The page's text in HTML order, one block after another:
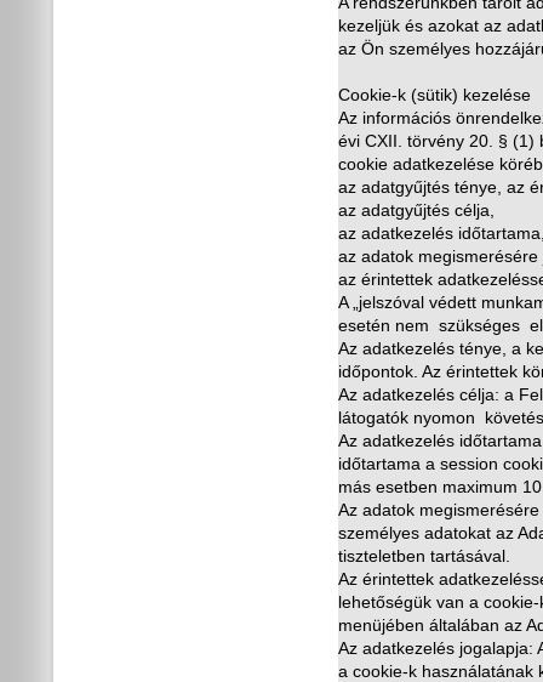
kezeljük és azokat az
az Ön személyes
Cookie-k (sütik) kezelése
Az információs
évi CXII. törvény 20. § (1)
cookie adatkezelése
az adatgyűjtés ténye, az
az adatgyűjtés célja,
az adatkezelés idő
az adatok
az érintettek
A „jelszóval védett
esetén nem szükséges el
Az adatkezelés ténye, a
időpontok. Az érintettek
Az adatkezelés célja: a
látogatók nyomon
Az adatkezelés idő
időtartama a session
más esetben maximum
Az adatok
személyes adatokat az
tiszteletben tartásával.
Az érintettek
lehetőségük van a
menüjében általában az
Az adatkezelés jogalapja:
a cookie-k